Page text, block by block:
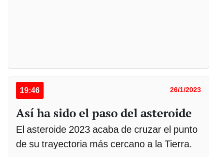
19:46 26/1/2023
Así ha sido el paso del asteroide
El asteroide 2023 acaba de cruzar el punto
de su trayectoria más cercano a la Tierra.